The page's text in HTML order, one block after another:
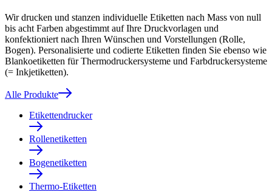
Wir drucken und stanzen individuelle Etiketten nach Mass von null
bis acht Farben abgestimmt auf Ihre Druckvorlagen und
konfektioniert nach Ihren Wünschen und Vorstellungen (Rolle,
Bogen). Personalisierte und codierte Etiketten finden Sie ebenso wie
Blankoetiketten für Thermodruckersysteme und Farbdruckersysteme
(= Inkjetiketten).
Alle Produkte
Etikettendrucker
Rollenetiketten
Bogenetiketten
Thermo-Etiketten